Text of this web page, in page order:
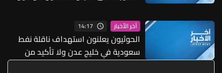
مساع للتهدئة
آخر الأخبار 14:17
الحوثيون يعلنون استهداف ناقلة نفط
سعودية في خليج عدن ولا تأكيد من
الرياض